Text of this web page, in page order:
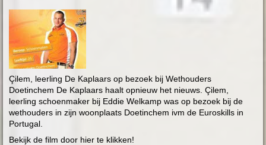
Çilem, leerling De Kaplaars op bezoek bij Wethouders
Doetinchem De Kaplaars haalt opnieuw het nieuws. Çilem,
leerling schoenmaker bij Eddie Welkamp was op bezoek bij de
wethouders in zijn woonplaats Doetinchem ivm de Euroskills in
Portugal.
Bekijk de film door hier te klikken!